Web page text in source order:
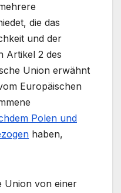
die das
und der
Artikel 2 des
Union erwähnt
Europäischen
Polen und
haben,
Union von einer